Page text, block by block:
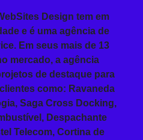
Design tem em
e é uma agência de
Em seus mais de 13
mercado, a agência
de destaque para
como: Ravaneda
Saga Cross Docking,
Despachante
Telecom, Cortina de